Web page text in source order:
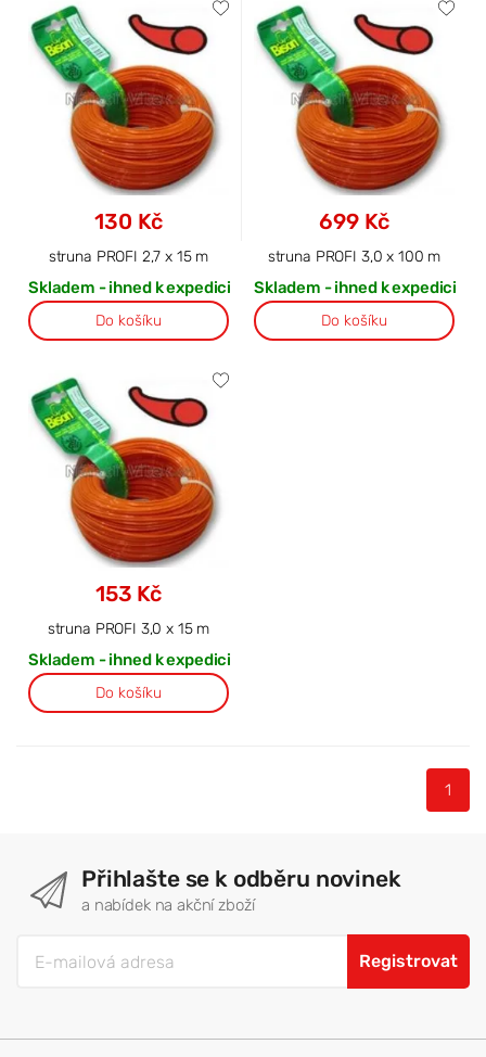
130 Kč
struna PROFI 2,7 x 15 m
Skladem - ihned k expedici
Do košíku
699 Kč
struna PROFI 3,0 x 100 m
Skladem - ihned k expedici
Do košíku
153 Kč
struna PROFI 3,0 x 15 m
Skladem - ihned k expedici
Do košíku
1
Přihlašte se k odběru novinek
a nabídek na akční zboží
Registrovat